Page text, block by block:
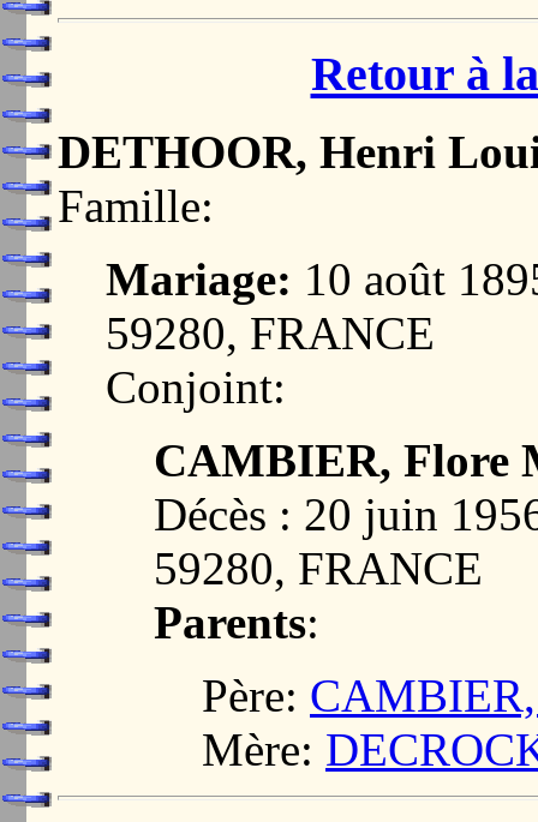
Retour à
DETHOOR, Henri
Famille:
Mariage: 10 août
59280, FRANCE
Conjoint:
CAMBIER, Flore
Décès : 20 juin
59280, FRANCE
Parents:
Père: CAMBIER,
Mère: